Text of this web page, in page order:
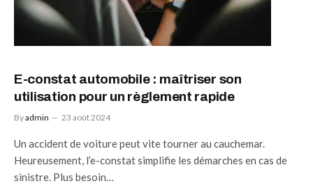
E-constat automobile : maîtriser son
utilisation pour un règlement rapide
Byadmin 23 août 2024
Un accident de voiture peut vite tourner au cauchemar.
Heureusement, l’e-constat simplifie les démarches en cas de
sinistre. Plus besoin…